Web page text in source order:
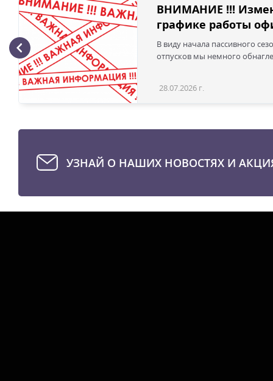
ВНИМАНИЕ !!!
графике работы
В виду начала пассивного
отпусков мы немного
28.07.2026 г.
УЗНАЙ О НАШИХ НОВОСТЯХ И